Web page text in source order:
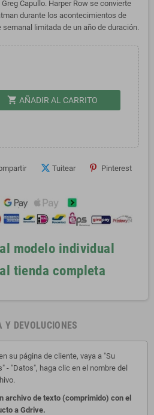
Capullo. Harper Row se convierte
durante los acontecimientos de
semanal limitada de un año de duración.
shopping_cart AÑADIR AL CARRITO
Tuitear Pinterest
modelo individual
tienda completa
Y DEVOLUCIONES
su página de cliente, vaya a "Su
- "Datos", haga clic en el nombre del
archivo de texto (comprimido) con el
a Gdrive.